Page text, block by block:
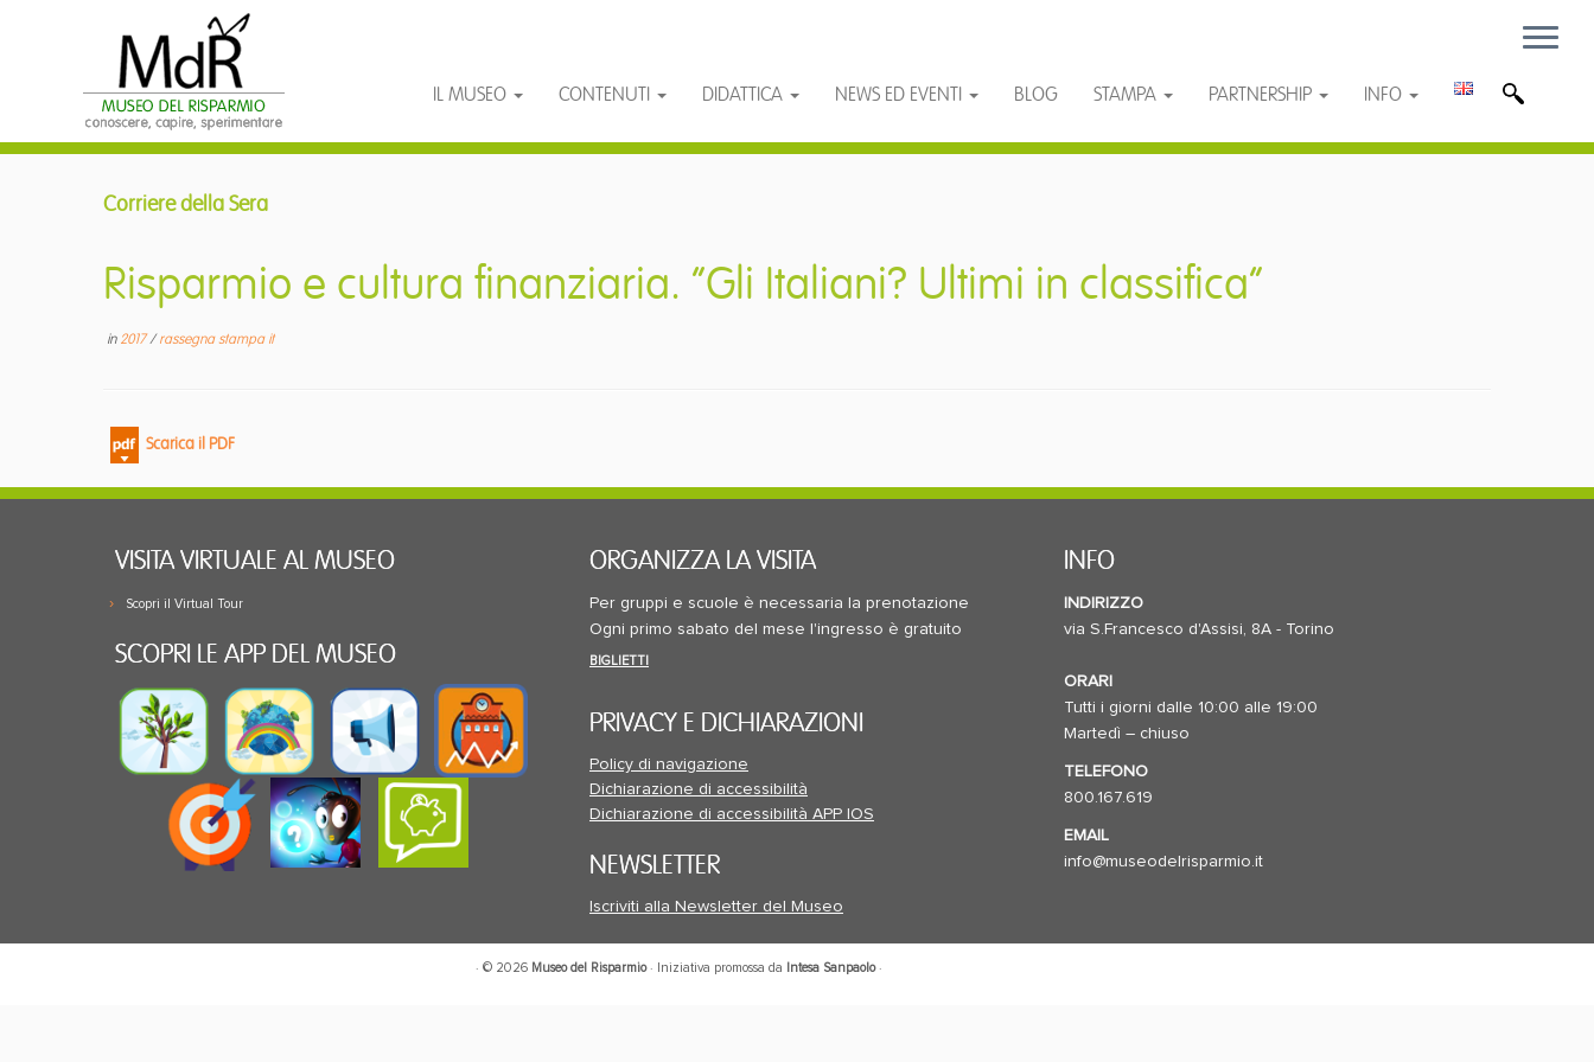
IL MUSEO CONTENUTI DIDATTICA NEWS ED EVENTI BLOG STAMPA PARTNERSHIP INFO
Corriere della Sera
Risparmio e cultura finanziaria. “Gli Italiani? Ultimi in classifica”
in 2017/rassegna stampa it
Scarica il PDF
VISITA VIRTUALE AL MUSEO
Scopri il Virtual Tour
SCOPRI LE APP DEL MUSEO
ORGANIZZA LA VISITA
Per gruppi e scuole è necessaria la prenotazione
Ogni primo sabato del mese l'ingresso è gratuito
BIGLIETTI
PRIVACY E DICHIARAZIONI
Policy di navigazione
Dichiarazione di accessibilità
Dichiarazione di accessibilità APP IOS
NEWSLETTER
Iscriviti alla Newsletter del Museo
INFO
INDIRIZZO
via S.Francesco d'Assisi, 8A - Torino
ORARI
Tutti i giorni dalle 10:00 alle 19:00
Martedì – chiuso
TELEFONO
800.167.619
EMAIL
info@museodelrisparmio.it
· © 2026 Museo del Risparmio· Iniziativa promossa da Intesa Sanpaolo·